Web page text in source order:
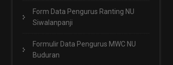
Form Data Pengurus Ranting NU
Siwalanpanji
Formulir Data Pengurus MWC NU
Buduran